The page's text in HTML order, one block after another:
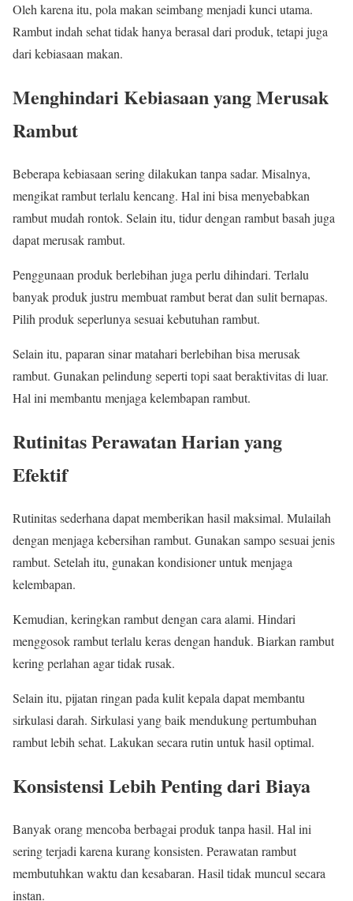
Oleh karena itu, pola makan seimbang menjadi kunci utama.
Rambut indah sehat tidak hanya berasal dari produk, tetapi juga
dari kebiasaan makan.
Menghindari Kebiasaan yang Merusak
Rambut
Beberapa kebiasaan sering dilakukan tanpa sadar. Misalnya,
mengikat rambut terlalu kencang. Hal ini bisa menyebabkan
rambut mudah rontok. Selain itu, tidur dengan rambut basah juga
dapat merusak rambut.
Penggunaan produk berlebihan juga perlu dihindari. Terlalu
banyak produk justru membuat rambut berat dan sulit bernapas.
Pilih produk seperlunya sesuai kebutuhan rambut.
Selain itu, paparan sinar matahari berlebihan bisa merusak
rambut. Gunakan pelindung seperti topi saat beraktivitas di luar.
Hal ini membantu menjaga kelembapan rambut.
Rutinitas Perawatan Harian yang
Efektif
Rutinitas sederhana dapat memberikan hasil maksimal. Mulailah
dengan menjaga kebersihan rambut. Gunakan sampo sesuai jenis
rambut. Setelah itu, gunakan kondisioner untuk menjaga
kelembapan.
Kemudian, keringkan rambut dengan cara alami. Hindari
menggosok rambut terlalu keras dengan handuk. Biarkan rambut
kering perlahan agar tidak rusak.
Selain itu, pijatan ringan pada kulit kepala dapat membantu
sirkulasi darah. Sirkulasi yang baik mendukung pertumbuhan
rambut lebih sehat. Lakukan secara rutin untuk hasil optimal.
Konsistensi Lebih Penting dari Biaya
Banyak orang mencoba berbagai produk tanpa hasil. Hal ini
sering terjadi karena kurang konsisten. Perawatan rambut
membutuhkan waktu dan kesabaran. Hasil tidak muncul secara
instan.